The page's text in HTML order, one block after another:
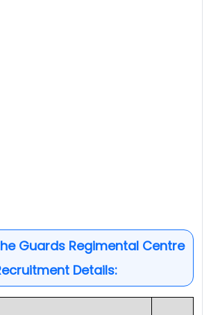
Guards Regimental Centre
Details: